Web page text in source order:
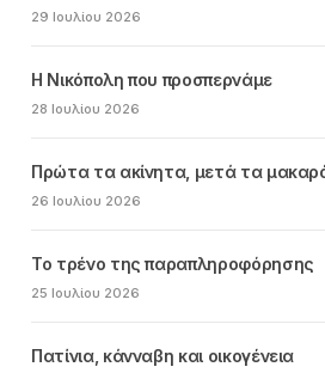
29 Ιουλίου 2026
Η Νικόπολη που προσπερνάμε
28 Ιουλίου 2026
Πρώτα τα ακίνητα, μετά τα
26 Ιουλίου 2026
Το τρένο της παραπληροφόρησης
25 Ιουλίου 2026
Πατίνια, κάνναβη και οικογένεια